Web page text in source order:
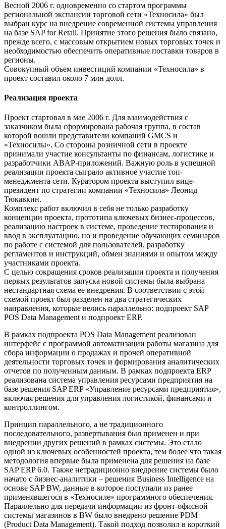
Весной 2006 г. одновременно со стартом программы
региональной экспансии торговой сети «Техносила» был
выбран курс на внедрение современной системы управления
на базе SAP for Retail. Принятие этого решения было связано,
прежде всего, с массовым открытием новых торговых точек и
необходимостью обеспечить оперативные поставки товаров в
регионы.
Совокупный объем инвестиций компании «Техносила» в
проект составил около 7 млн долл.
Реализация проекта
Проект стартовал в мае 2006 г. Для взаимодействия с
заказчиком была сформирована рабочая группа, в состав
которой вошли представители компаний GMCS и
«Техносилы». Со стороны розничной сети в проекте
принимали участие консультанты по финансам, логистике и
разработчики ABAP-приложений. Важную роль в успешной
реализации проекта сыграло активное участие топ-
менеджмента сети. Куратором проекта выступил вице-
президент по стратегии компании «Техносила» Леонид
Тюкавкин.
Комплекс работ включил в себя не только разработку
концепции проекта, прототипа ключевых бизнес-процессов,
реализацию настроек в системе, проведение тестирования и
ввод в эксплуатацию, но и проведение обучающих семинаров
по работе с системой для пользователей, разработку
регламентов и инструкций, обмен знаниями и опытом между
участниками проекта.
С целью сокращения сроков реализации проекта и получения
первых результатов запуска новой системы была выбрана
нестандартная схема ее внедрения. В соответствии с этой
схемой проект был разделен на два стратегических
направления, которые велись параллельно: подпроект SAP
POS Data Management и подпроект ERP.
В рамках подпроекта POS Data Management реализован
интерфейс с программой автоматизации работы магазина для
сбора информации о продажах и прочей оперативной
деятельности торговых точек и формирования аналитических
отчетов по полученным данным. В рамках подпроекта ERP
реализована система управления ресурсами предприятия на
базе решения SAP ERP «Управление ресурсами предприятия»,
включая решения для управления логистикой, финансами и
контроллингом.
Принцип параллельного, а не традиционного
последовательного, развертывания был применен и при
внедрении других решений в рамках системы. Это стало
одной из ключевых особенностей проекта, тем более что такая
методология впервые была применена для решения на базе
SAP ERP 6.0. Также нетрадиционно внедрение системы было
начато с бизнес-аналитики – решения Business Intelligence на
основе SAP BW, данные в которое поступали из ранее
применявшегося в «Техносиле» программного обеспечения.
Параллельно для передачи информации из фронт-офисной
системы магазинов в BW было внедрено решение PDM
(Product Data Management). Такой подход позволил в короткий